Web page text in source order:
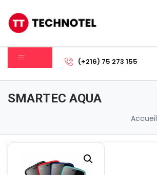
Votre panier est vide.
Sous-total:
Voir Le Panier
(+216) 75 273 155
SMARTEC AQUA
Accueil